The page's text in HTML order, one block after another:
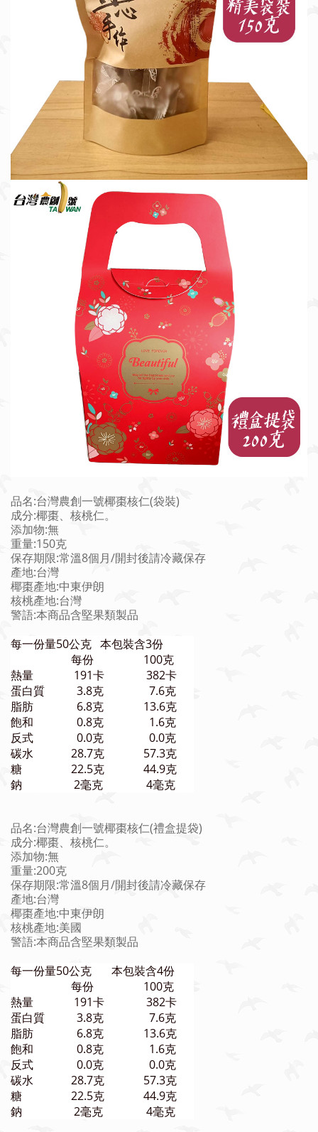
品名:台灣農創一號椰棗核仁(袋裝)
成分:椰棗、核桃仁。
添加物:無
重量:150克
保存期限:常溫8個月/開封後請冷藏保存
產地:台灣
椰棗產地:中東伊朗
核桃產地:台灣
警語:本商品含堅果類製品
每一份量50公克 本包裝含3份
每份
100克
熱量
191卡
382卡
蛋白質
3.8克
7.6克
脂肪
6.8克
13.6克
飽和
0.8克
1.6克
反式
0.0克
0.0克
碳水
28.7克
57.3克
糖
22.5克
44.9克
鈉
2毫克 4毫克
品名:台灣農創一號椰棗核仁(禮盒提袋)
成分:椰棗、核桃仁。
添加物:無
重量:200克
保存期限:常溫8個月/開封後請冷藏保存
產地:台灣
椰棗產地:中東伊朗
核桃產地:美國
警語:本商品含堅果類製品
每一份量50公克 本包裝含4份
每份
100克
熱量
191卡
382卡
蛋白質
3.8克
7.6克
脂肪
6.8克
13.6克
飽和
0.8克
1.6克
反式
0.0克
0.0克
碳水
28.7克
57.3克
糖
22.5克
44.9克
鈉
2毫克 4毫克